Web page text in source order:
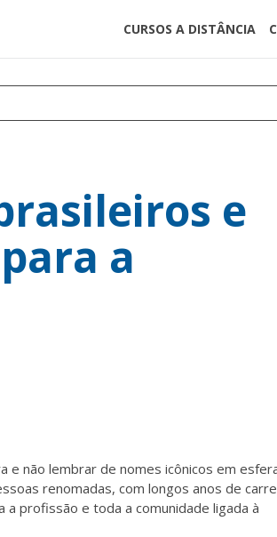
CURSOS A DISTÂNCIA
de sugestão automática incluído.
e
a
e não lembrar de nomes icônicos em
renomadas, com longos anos de
a profissão e toda a comunidade ligada à